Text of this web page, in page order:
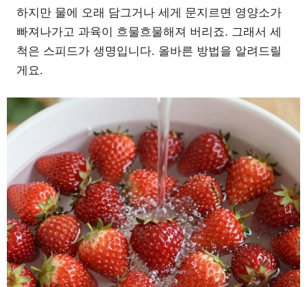
하지만 물에 오래 담그거나 세게 문지르면 영양소가
빠져나가고 과육이 흐물흐물해져 버리죠. 그래서 세
척은 스피드가 생명입니다. 올바른 방법을 알려드릴
게요.